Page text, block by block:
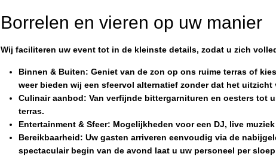
Borrelen en vieren op uw manier
Wij faciliteren uw event tot in de kleinste details, zodat u zich
Binnen & Buiten: Geniet van de zon op ons ruime terras of
weer bieden wij een sfeervol alternatief zonder dat het uitzicht
Culinair aanbod: Van verfijnde bittergarnituren en oesters tot
terras.
Entertainment & Sfeer: Mogelijkheden voor een DJ, live
Bereikbaarheid: Uw gasten arriveren eenvoudig via de
spectaculair begin van de avond laat u uw personeel per